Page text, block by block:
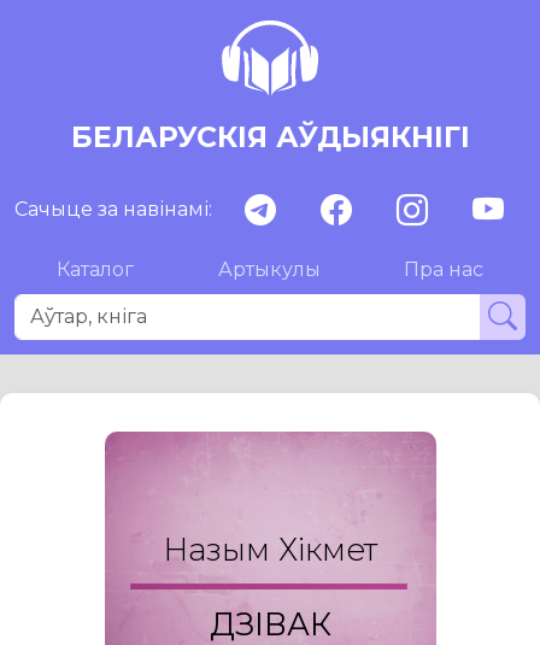
БЕЛАРУСКІЯ АЎДЫЯКНІГІ
Сачыце за навінамі:
Каталог Артыкулы Пра нас
Назым Хікмет
ДЗІВАК